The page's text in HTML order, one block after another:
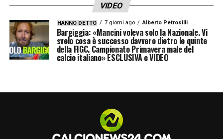
VIDEO
HANNO DETTO 7 giorni ago Alberto Petrosilli
Bargiggia: «Mancini voleva solo la Nazionale. Vi
svelo cosa è successo davvero dietro le quinte
della FIGC. Campionato Primavera male del
calcio italiano» ESCLUSIVA e VIDEO